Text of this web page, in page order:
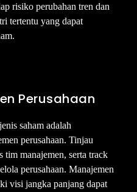
risiko perubahan tren dan
tertentu yang dapat
Perusahaan
saham adalah
perusahaan. Tinjau
tim manajemen, serta track
perusahaan. Manajemen
visi jangka panjang dapat